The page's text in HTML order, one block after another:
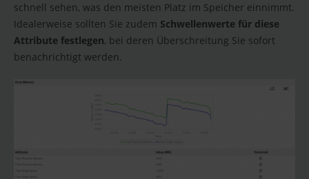
schnell sehen, was den meisten Platz im Speicher einnimmt.
Idealerweise sollten Sie zudem Schwellenwerte für diese
Attribute festlegen, bei deren Überschreitung Sie sofort
benachrichtigt werden.